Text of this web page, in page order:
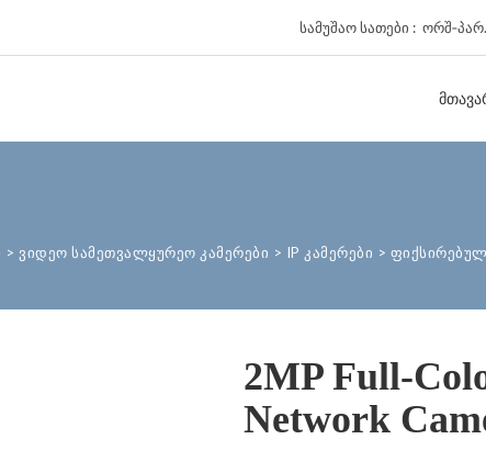
სამუშაო სათები :
> ვიდეო სამეთვალყურეო კამერები > IP კამერები >
2MP Full-
Network